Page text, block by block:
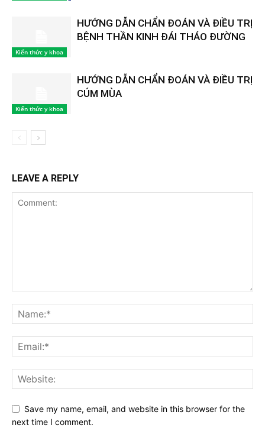
Kiến thức y khoa
HƯỚNG DẪN CHẨN ĐOÁN VÀ ĐIỀU TRỊ
BỆNH THẦN KINH ĐÁI THÁO ĐƯỜNG
Kiến thức y khoa
HƯỚNG DẪN CHẨN ĐOÁN VÀ ĐIỀU TRỊ
CÚM MÙA
LEAVE A REPLY
Save my name, email, and website in this browser for the
next time I comment.